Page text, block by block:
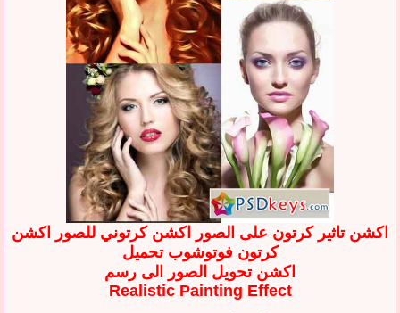
اكشن تاثير كرتون على الصور اكشن كرتوني للصور اكشن
كرتون فوتوشوب تحميل
اكشن تحويل الصور الى رسم
Realistic Painting Effect